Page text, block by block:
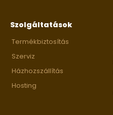
Szolgáltatások
Termékbiztosítás
Szerviz
Házhozszállítás
Hosting